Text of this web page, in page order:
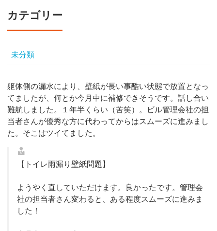
カテゴリー
未分類
躯体側の漏水により、壁紙が長い事酷い状態で放置となっ
てましたが、何とか今月中に補修できそうです。話し合い
難航しました。１年半くらい（苦笑）。ビル管理会社の担
当者さんが優秀な方に代わってからはスムーズに進みまし
た。そこはツイてました。
【トイレ雨漏り壁紙問題】
ようやく直していただけます。良かったです。管理会
社の担当者さん変わると、ある程度スムーズに進みま
した！